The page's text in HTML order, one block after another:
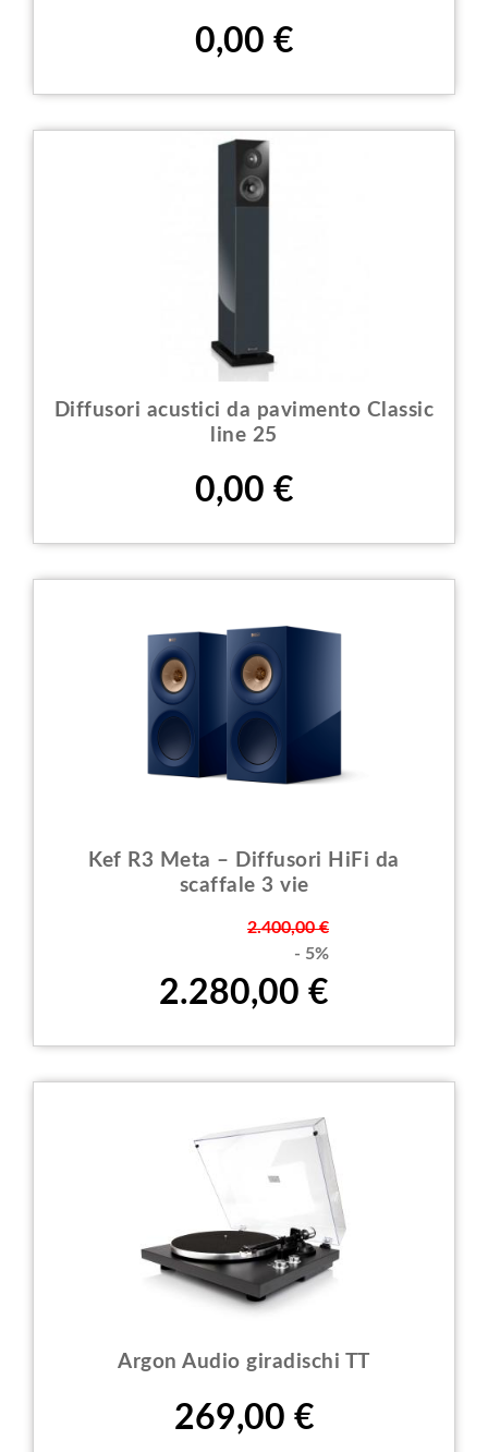
Prezzo
0,00 €
Diffusori acustici da pavimento Classic
line 25
Prezzo
0,00 €
Kef R3 Meta – Diffusori HiFi da
scaffale 3 vie
2.400,00 €
- 5%
2.280,00 €
Argon Audio giradischi TT
Prezzo
269,00 €